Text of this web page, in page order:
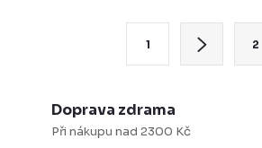
1 2
Doprava zdrama
Při nákupu nad 2300 Kč